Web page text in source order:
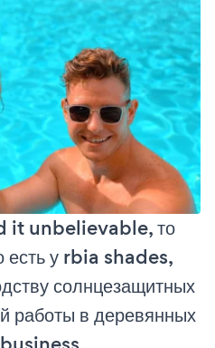
it unbelievable, то
у rbia shades,
солнцезащитных
работы в деревянных